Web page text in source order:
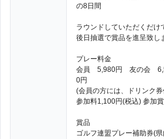
の8日間
ラウンドしていただくだけ
後日抽選で賞品を進呈致し
プレー料金
会員 5,980円 友の会
0円
(会員の方には、ドリンク
参加料1,100円(税込) 参加賞
賞品
ゴルフ連盟プレー補助券(